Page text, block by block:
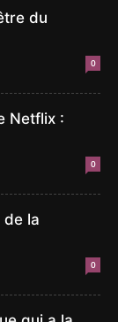
du
0
Netflix :
0
de la
0